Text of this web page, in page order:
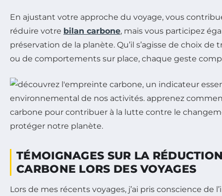
En ajustant votre approche du voyage, vous
réduire votre bilan carbone, mais vous participez
préservation de la planète. Qu’il s’agisse de choix de
ou de comportements sur place, chaque geste
TÉMOIGNAGES SUR LA
CARBONE LORS DES VOYAGES
Lors de mes récents voyages, j’ai pris conscience de